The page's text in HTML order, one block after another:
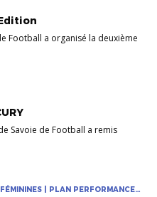
Football a organisé la deuxième
Savoie de Football a remis
| PLAN PERFORMANCE